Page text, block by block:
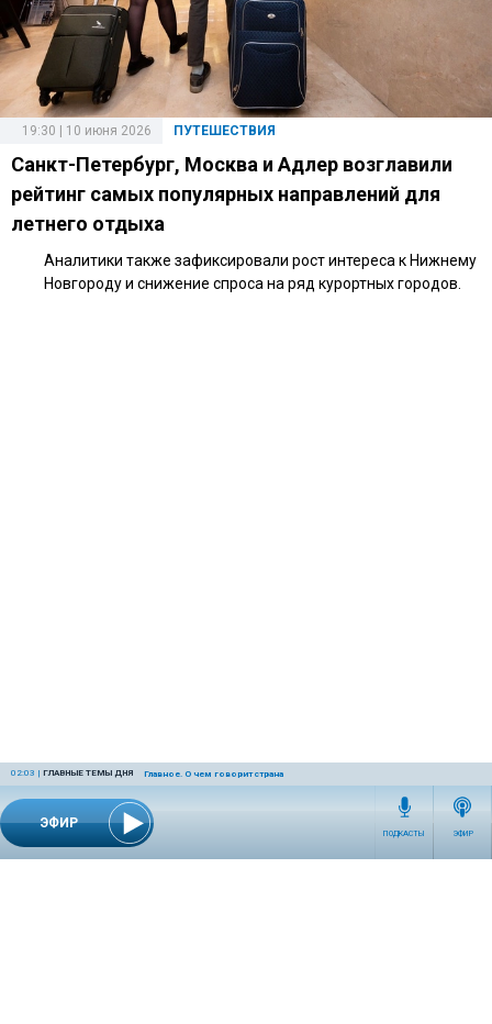
ЭФИР
02:03 | ГЛАВНЫЕ ТЕМЫ ДНЯ Главное. О чем говорит страна
ПОДКАСТЫ ЭФИР
ПУТЕШЕСТВИЯ
19:30 | 10 июня 2026
Санкт-Петербург, Москва и Адлер возглавили
рейтинг самых популярных направлений для
летнего отдыха
Аналитики также зафиксировали рост интереса к Нижнему
Новгороду и снижение спроса на ряд курортных городов.